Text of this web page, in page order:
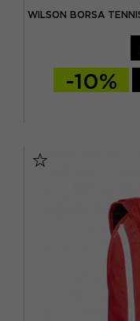
WILSON BORSA
-10%